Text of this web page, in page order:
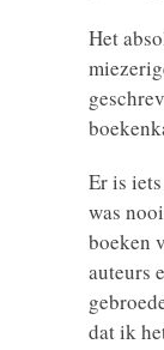
Het
Er is
was
boeken
auteurs
dat ik